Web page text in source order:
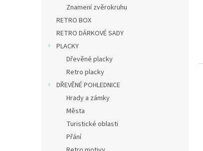
Znamení zvěrokruhu
RETRO BOX
RETRO DÁRKOVÉ SADY
PLACKY
Dřevěné placky
Retro placky
DŘEVĚNÉ POHLEDNICE
Hrady a zámky
Města
Turistické oblasti
Přání